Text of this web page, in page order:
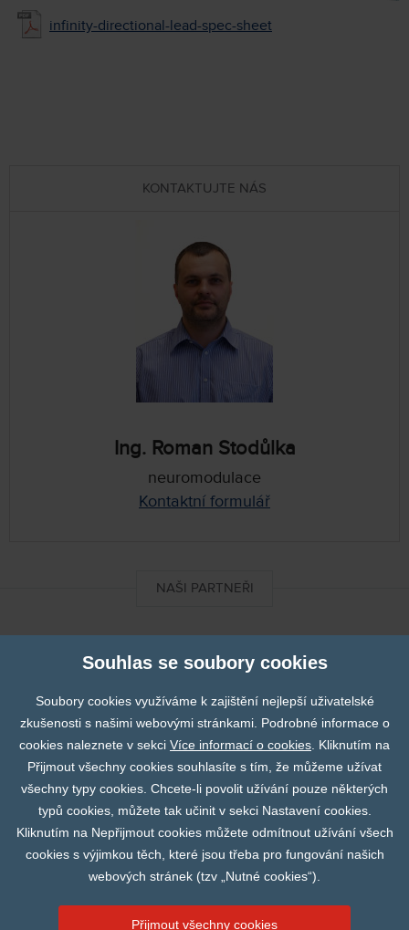
infinity-directional-lead-spec-sheet
KONTAKTUJTE NÁS
Ing. Roman Stodůlka
neuromodulace
Kontaktní formulář
NAŠI PARTNEŘI
DIXImedical
Finapres
Fumedica
Prev
Souhlas se soubory cookies
Soubory cookies využíváme k zajištění nejlepší uživatelské
zkušenosti s našimi webovými stránkami. Podrobné informace o
cookies naleznete v sekci Více informací o cookies . Kliknutím na
Přijmout všechny cookies souhlasíte s tím, že můžeme užívat
všechny typy cookies. Chcete-li povolit užívání pouze některých
typů cookies, můžete tak učinit v sekci Nastavení cookies.
Kliknutím na Nepřijmout cookies můžete odmítnout užívání všech
cookies s výjimkou těch, které jsou třeba pro fungování našich
webových stránek (tzv „Nutné cookies“).
Přijmout všechny cookies